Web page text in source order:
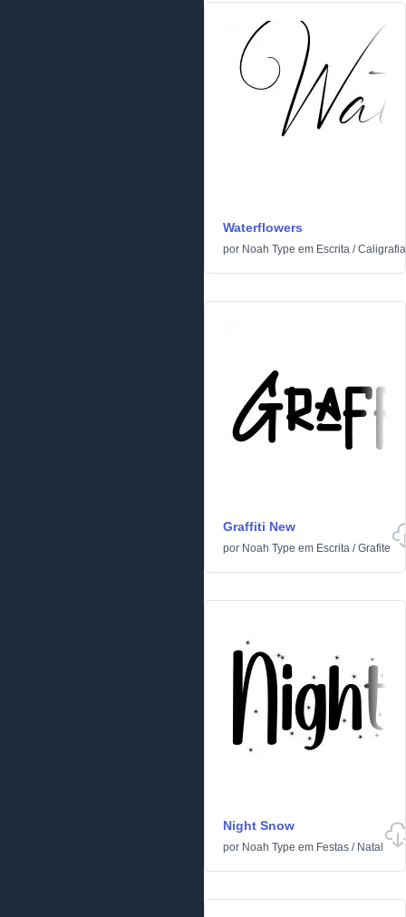
Waterflowers
por Noah Type em Escrita /Caligrafia
Graffiti New
por Noah Type em Escrita /Grafite
Night Snow
por Noah Type em Festas / Natal